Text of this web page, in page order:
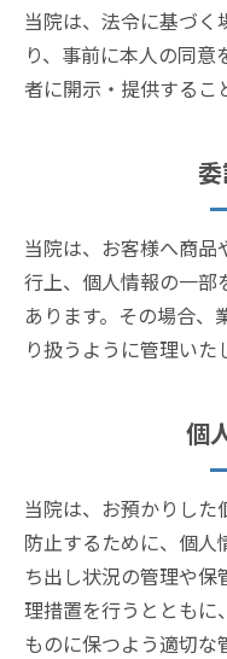
当院は、法令に基づく
り、事前に本人の同
者に開示・提供するこ
当院は、お客様へ商
行上、個人情報の一部
あります。その場合、
り扱うように管理いた
個
当院は、お預かりした
防止するために、個
ち出し状況の管理や
理措置を行うとともに
ものに保つよう適切な